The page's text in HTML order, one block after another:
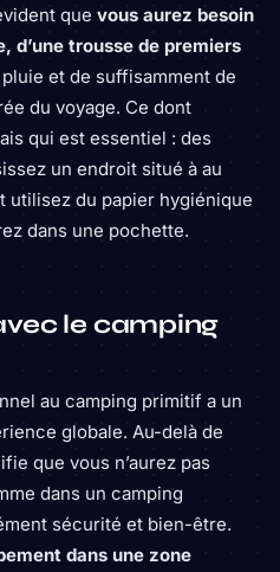
que vous aurez besoin
d’une trousse de premiers
pluie et de suffisamment de
du voyage. Ce dont
qui est essentiel : des
un endroit situé à au
utilisez du papier hygiénique
dans une pochette.
le camping
au camping primitif a un
globale. Au-delà de
que vous n’aurez pas
dans un camping
sécurité et bien-être.
dans une zone